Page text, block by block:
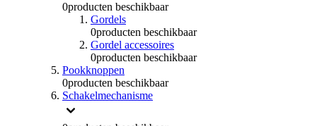
0producten beschikbaar
Gordels
0producten beschikbaar
Gordel accessoires
0producten beschikbaar
Pookknoppen
0producten beschikbaar
Schakelmechanisme